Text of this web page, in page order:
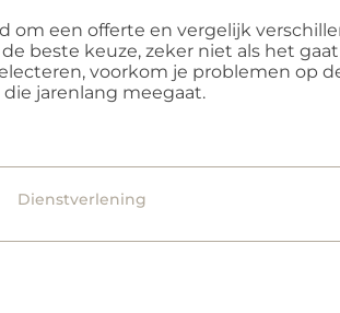
om een offerte en vergelijk
beste keuze, zeker niet als het
voorkom je problemen op
jarenlang meegaat.
Dienstverlening